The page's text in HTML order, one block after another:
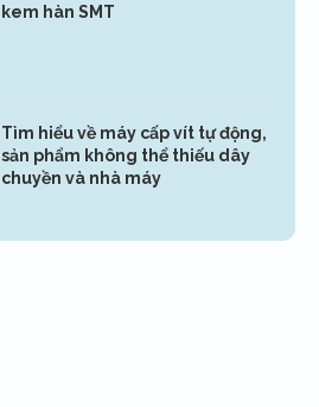
kem hàn SMT
Tìm hiểu về máy cấp vít tự động,
sản phẩm không thể thiếu dây
chuyền và nhà máy